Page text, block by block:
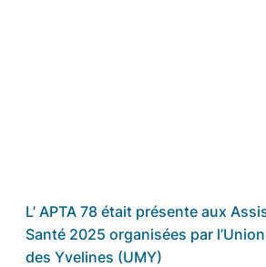
L’ APTA 78 était présente aux
Santé 2025 organisées par
des Yvelines (UMY)